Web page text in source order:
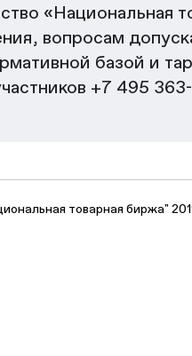
«Национальная
вопросам
базой и
+7 495
товарная биржа"